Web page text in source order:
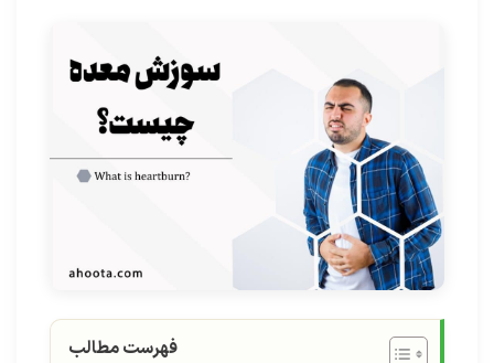
فهرست مطالب